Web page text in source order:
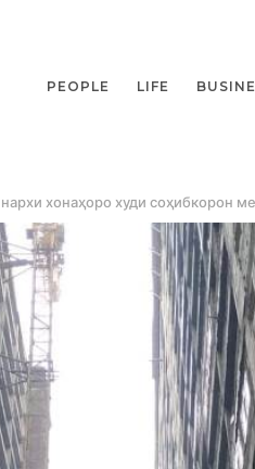
PEOPLE LIFE
хонаҳоро худи соҳибкорон